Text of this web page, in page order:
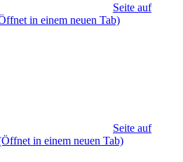
Seite auf
in einem neuen Tab)
Seite auf
in einem neuen Tab)